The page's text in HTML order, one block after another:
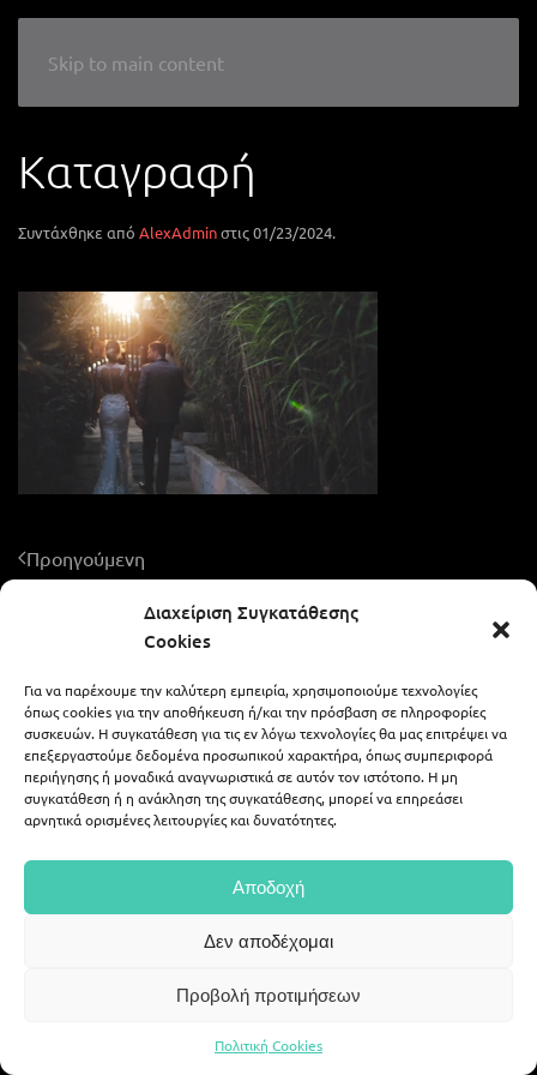
Διαχείριση Συγκατάθεσης
Cookies
Για να παρέχουμε την καλύτερη εμπειρία, χρησιμοποιούμε τεχνολογίες
όπως cookies για την αποθήκευση ή/και την πρόσβαση σε πληροφορίες
συσκευών. Η συγκατάθεση για τις εν λόγω τεχνολογίες θα μας επιτρέψει να
επεξεργαστούμε δεδομένα προσωπικού χαρακτήρα, όπως συμπεριφορά
περιήγησης ή μοναδικά αναγνωριστικά σε αυτόν τον ιστότοπο. Η μη
συγκατάθεση ή η ανάκληση της συγκατάθεσης, μπορεί να επηρεάσει
αρνητικά ορισμένες λειτουργίες και δυνατότητες.
Αποδοχή
Δεν αποδέχομαι
Προβολή προτιμήσεων
Πολιτική Cookies
Skip to main content
LIKE A WEDDING
Καταγραφή
Συντάχθηκε από AlexAdminστις01/23/2024.
Προηγούμενη
ALEXIS ZAFEIRAKIS - LIKE A WEDDING
694 59 07 378 alex.zaf@gmail.com
Web DeisgnWeb Builders